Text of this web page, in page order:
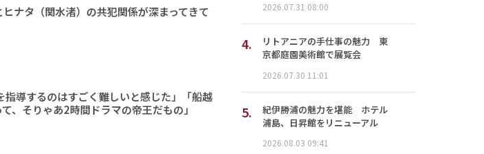
ナタ（関水渚）の共犯関係が深まってきて
指導するのはすごく難しいと感じた」「船越
、そりゃあ2時間ドラマの帝王だもの」
2026.07.31 08:00
4.
リトアニアの手仕事の魅力 東
京都庭園美術館で展覧会
2026.07.30 11:01
5.
紀伊勝浦の魅力を堪能 ホテル
浦島、日昇館をリニューアル
2026.08.03 09:41